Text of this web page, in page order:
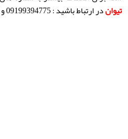
تیواندر ارتباط باشید : 09199394775 و 02191070190